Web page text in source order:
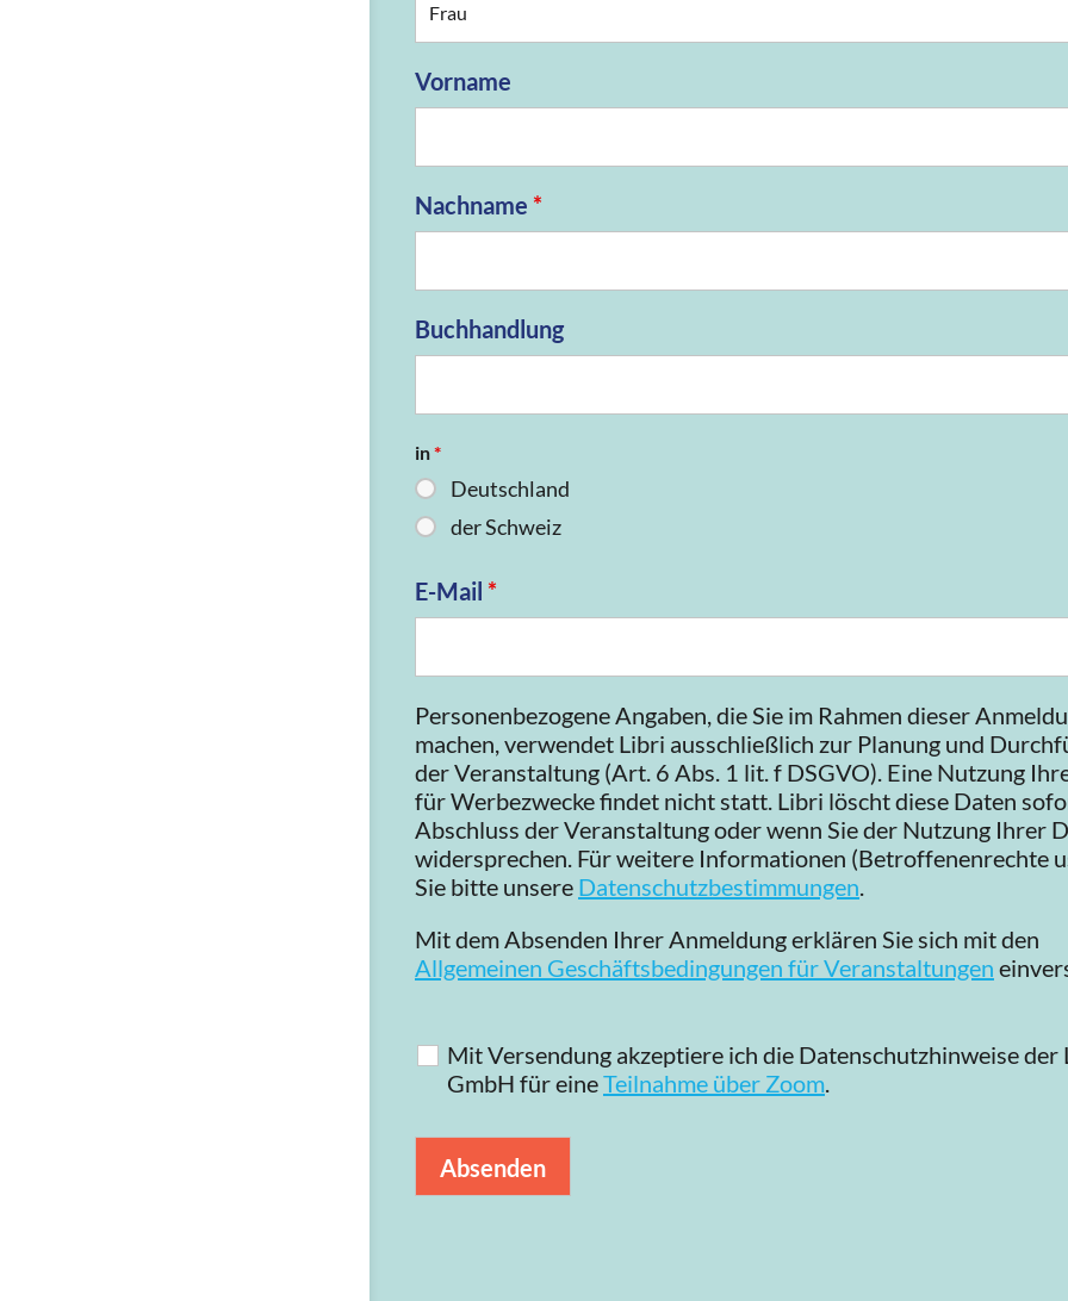
Vorname
Nachname *
Buchhandlung
in*
Deutschland
der Schweiz
E-Mail *
Personenbezogene Angaben, die Sie im Rahmen dieser
machen, verwendet Libri ausschließlich zur Planung und
der Veranstaltung (Art. 6 Abs. 1 lit. f DSGVO). Eine Nutzung
für Werbezwecke findet nicht statt. Libri löscht diese Daten
Abschluss der Veranstaltung oder wenn Sie der Nutzung Ihrer
widersprechen. Für weitere Informationen (Betroffenenrechte
Sie bitte unsere Datenschutzbestimmungen.
Mit dem Absenden Ihrer Anmeldung erklären Sie sich mit den
Allgemeinen Geschäftsbedingungen für Veranstaltungen
Datenschutz*
Mit Versendung akzeptiere ich die Datenschutzhinweise der
GmbH für eineTeilnahme über Zoom.